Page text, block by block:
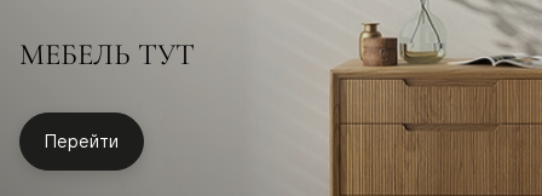
МЕБЕЛЬ ТУТ
Перейти